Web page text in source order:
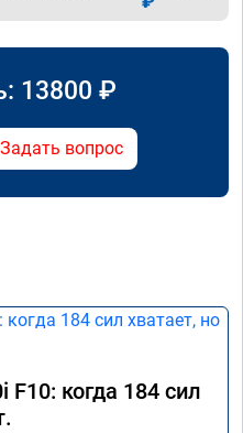
13800 ₽
Задать вопрос
когда 184 сил